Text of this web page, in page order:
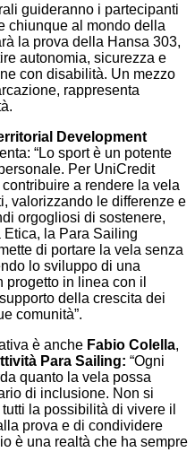
guideranno i partecipanti
chiunque al mondo della
la prova della Hansa 303,
autonomia, sicurezza e
con disabilità. Un mezzo
rappresenta
Development
“Lo sport è un potente
Per UniCredit
a rendere la vela
valorizzando le differenze e
orgogliosi di sostenere,
Etica, la Para Sailing
di portare la vela senza
lo sviluppo di una
in linea con il
della crescita dei
comunità”.
è anche Fabio Colella,
Para Sailing: “Ogni
quanto la vela possa
di inclusione. Non si
la possibilità di vivere il
prova e di condividere
è una realtà che ha sempre